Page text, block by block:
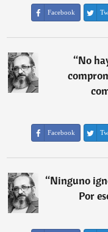
Facebook
“No
Facebook
“Ninguno
Por